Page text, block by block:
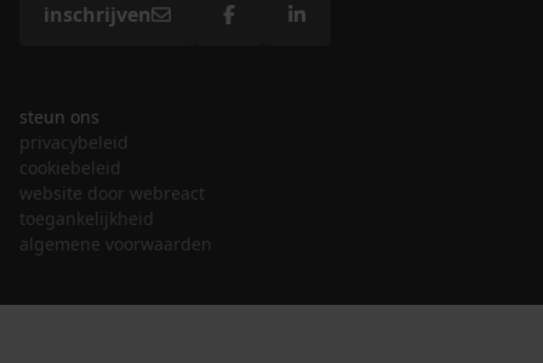
inschrijven
steun ons
privacybeleid
cookiebeleid
website door webreact
toegankelijkheid
algemene voorwaarden